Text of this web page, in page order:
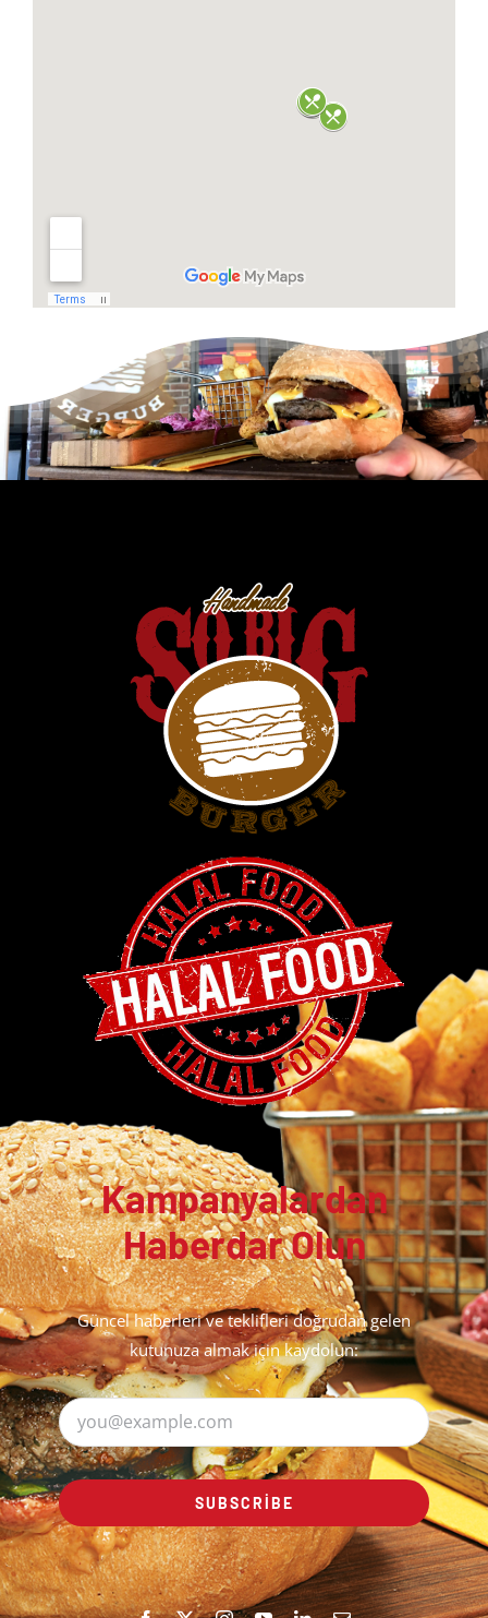
Kampanyalardan
Haberdar Olun
Güncel haberleri ve teklifleri doğrudan gelen
kutunuza almak için kaydolun:
SUBSCRIBE